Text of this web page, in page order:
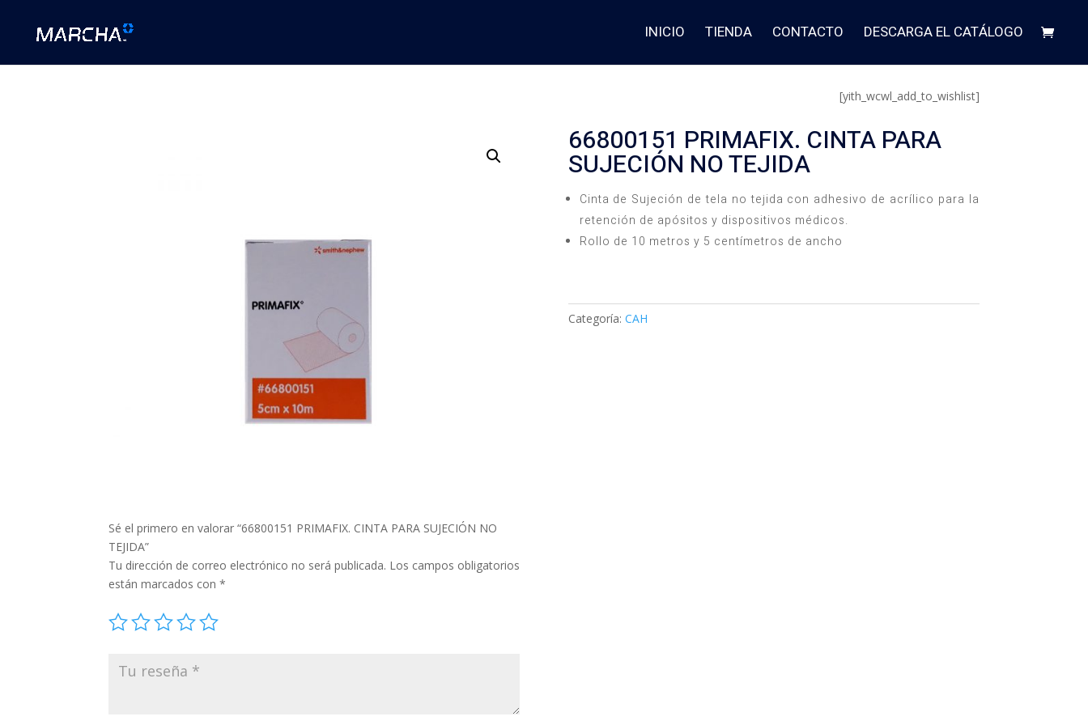
INICIO TIENDA CONTACTO DESCARGA EL CATÁLOGO
[yith_wcwl_add_to_wishlist]
Sé el primero en valorar “66800151 PRIMAFIX. CINTA PARA SUJECIÓN NO
TEJIDA”
Tu dirección de correo electrónico no será publicada. Los campos obligatorios
están marcados con*
66800151 PRIMAFIX. CINTA PARA
SUJECIÓN NO TEJIDA
Cinta de Sujeción de tela no tejida con adhesivo de acrílico para la
retención de apósitos y dispositivos médicos.
Rollo de 10 metros y 5 centímetros de ancho
Categoría: CAH